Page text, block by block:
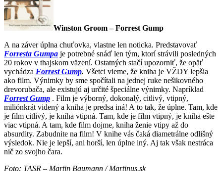
Winston Groom – Forrest Gump
A na záver úplna chuťovka, vlastne len noticka. Predstavovať
Forresta Gumpa je potrebné snáď len tým, ktorí strávili posledných
20 rokov v thajskom väzení. Ostatných stačí upozorniť, že opäť
vychádza Forrest Gump. Všetci vieme, že kniha je VŽDY lepšia
ako film. Výnimky by sme spočítali na jednej ruke nešikovného
drevorubača, ale existujú aj určité špeciálne výnimky. Napríklad
Forrest Gump . Film je výborný, dokonalý, citlivý, vtipný,
miliónkrát videný a kniha je predsa iná! A to tak, že úplne. Tam, kde
je film citlivý, je kniha vtipná. Tam, kde je film vtipný, je kniha ešte
viac vtipná. A tam, kde film dojme, kniha ženie vtipy až do
absurdity. Zabudnite na film! V knihe vás čaká diametrálne odlišný
výsledok. Nie je lepší, ani horší, len úplne iný. Aj tak však nestráca
nič zo svojho čara.
Foto: TASR – Martin Baumann / Martinus.sk